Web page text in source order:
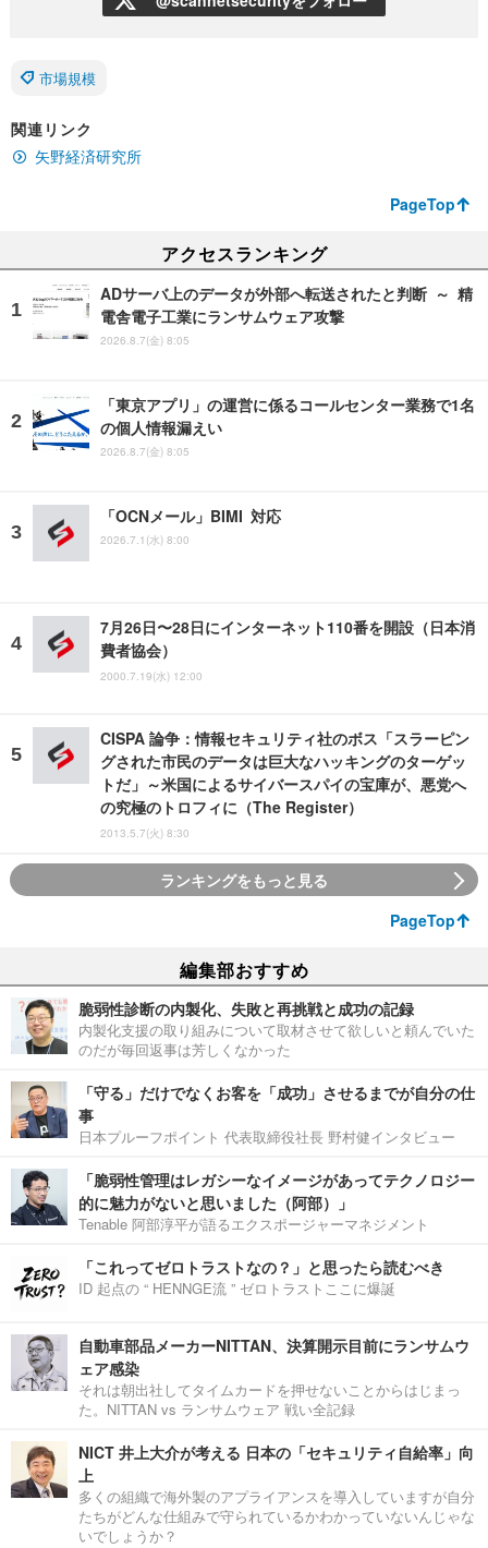
市場規模
関連リンク
矢野経済研究所
PageTop
アクセスランキング
ADサーバ上のデータが外部へ転送されたと判断 ～ 精
電舎電子工業にランサムウェア攻撃
2026.8.7(金) 8:05
「東京アプリ」の運営に係るコールセンター業務で1名
の個人情報漏えい
2026.8.7(金) 8:05
「OCNメール」BIMI 対応
2026.7.1(水) 8:00
7月26日〜28日にインターネット110番を開設（日本消
費者協会）
2000.7.19(水) 12:00
CISPA 論争：情報セキュリティ社のボス「スラーピン
グされた市民のデータは巨大なハッキングのターゲッ
トだ」～米国によるサイバースパイの宝庫が、悪党へ
の究極のトロフィに（The Register）
2013.5.7(火) 8:30
ランキングをもっと見る
PageTop
編集部おすすめ
脆弱性診断の内製化、失敗と再挑戦と成功の記録
内製化支援の取り組みについて取材させて欲しいと頼んでいた
のだが毎回返事は芳しくなかった
「守る」だけでなくお客を「成功」させるまでが自分の仕
事
日本プルーフポイント 代表取締役社長 野村健インタビュー
「脆弱性管理はレガシーなイメージがあってテクノロジー
的に魅力がないと思いました（阿部）」
Tenable 阿部淳平が語るエクスポージャーマネジメント
「これってゼロトラストなの？」と思ったら読むべき
ID 起点の “ HENNGE流 ” ゼロトラストここに爆誕
自動車部品メーカーNITTAN、決算開示目前にランサムウ
ェア感染
それは朝出社してタイムカードを押せないことからはじまっ
た。NITTAN vs ランサムウェア 戦い全記録
NICT 井上大介が考える 日本の「セキュリティ自給率」向
上
多くの組織で海外製のアプライアンスを導入していますが自分
たちがどんな仕組みで守られているかわかっていないんじゃな
いでしょうか？